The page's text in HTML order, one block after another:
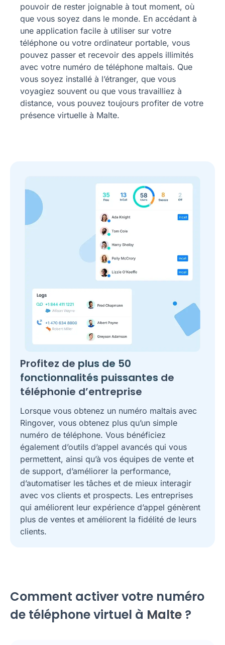
pouvoir de rester joignable à tout moment, où
que vous soyez dans le monde. En accédant à
une application facile à utiliser sur votre
téléphone ou votre ordinateur portable, vous
pouvez passer et recevoir des appels illimités
avec votre numéro de téléphone maltais. Que
vous soyez installé à l’étranger, que vous
voyagiez souvent ou que vous travailliez à
distance, vous pouvez toujours profiter de votre
présence virtuelle à Malte.
Profitez de plus de 50
fonctionnalités puissantes de
téléphonie d’entreprise
Lorsque vous obtenez un numéro maltais avec
Ringover, vous obtenez plus qu’un simple
numéro de téléphone. Vous bénéficiez
également d’outils d’appel avancés qui vous
permettent, ainsi qu’à vos équipes de vente et
de support, d’améliorer la performance,
d’automatiser les tâches et de mieux interagir
avec vos clients et prospects. Les entreprises
qui améliorent leur expérience d’appel génèrent
plus de ventes et améliorent la fidélité de leurs
clients.
Comment activer votre numéro
de téléphone virtuel à Malte ?